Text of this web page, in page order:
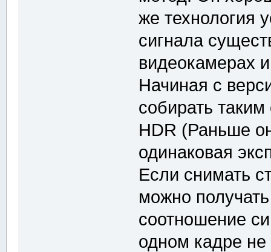
же технология
сигнала
видеокамерах
Начиная с
собирать
HDR (Раньше
одинаковая
Если снимать
можно
соотношение
одном кадре